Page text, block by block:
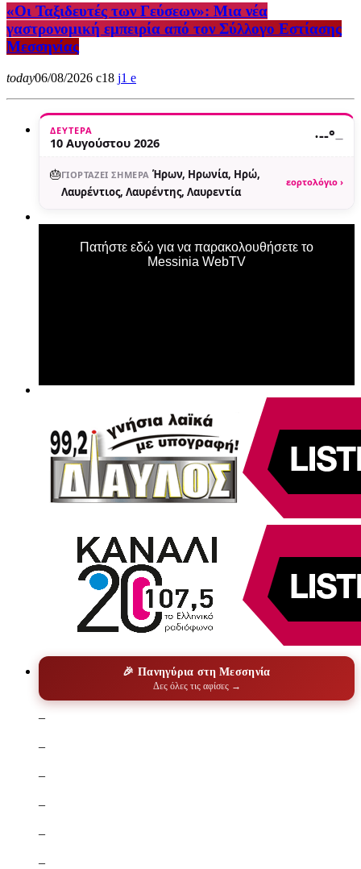
«Οι Ταξιδευτές των Γεύσεων»: Μια νέα
γαστρονομική εμπειρία από τον Σύλλογο Εστίασης
Μεσσηνίας
today06/08/2026 18 1
ΔΕΥΤΈΡΑ
10 Αυγούστου 2026 ·--°—
🎂ΓΙΟΡΤΆΖΕΙ ΣΉΜΕΡΑ Ήρων, Ηρωνία, Ηρώ,
Λαυρέντιος, Λαυρέντης, Λαυρεντία
εορτολόγιο ›
Πατήστε εδώ για να παρακολουθήσετε το
Messinia WebTV
🎉 Πανηγύρια στη Μεσσηνία
Δες όλες τις αφίσες →
–
–
–
–
–
–